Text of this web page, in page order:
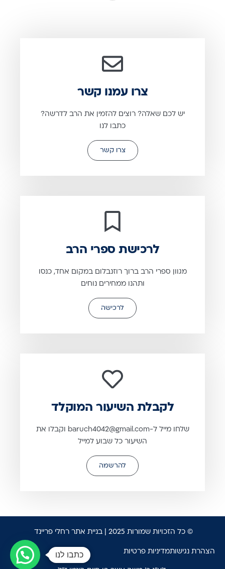
צרו עמנו קשר
יש לכם שאלה? רוצים להזמין את הרב לדרשה?
כתבו לנו
צרו קשר
לרכישת ספרי הרב
מגוון ספרי הרב ברוך רוזנבלום במקום אחד, כנסו
ותהנו ממחירים נוחים
לרכישה
לקבלת השיעור המוקלד
שלחו מייל ל-baruch4042@gmail.com וקבלו את
השיעור כל שבוע למייל
להרשמה
© כל הזכויות שמורות 2025 | בניית אתר רחלי פריינד
הצהרת נגישותמדיניות פרטיות כתבו לנו